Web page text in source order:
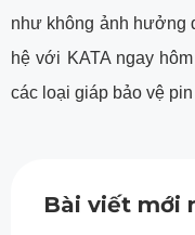
như không ảnh hưởng
hệ với KATA ngay
các loại giáp bảo vệ
Bài viết mới